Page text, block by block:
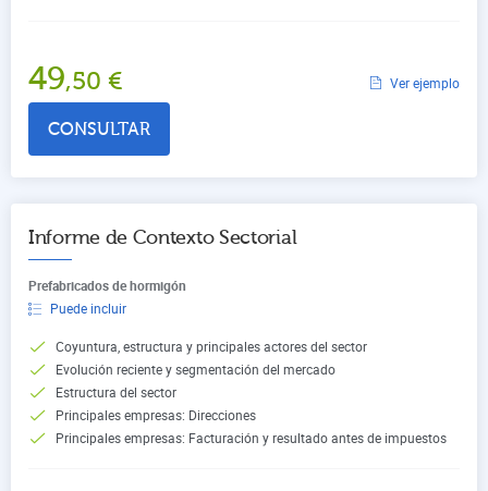
49,50 € Ver ejemplo
CONSULTAR
Informe de Contexto Sectorial
Prefabricados de hormigón
Puede incluir
Coyuntura, estructura y principales actores del sector
Evolución reciente y segmentación del mercado
Estructura del sector
Principales empresas: Direcciones
Principales empresas: Facturación y resultado antes de impuestos